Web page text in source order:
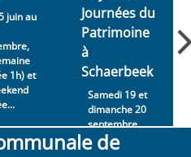
juin au
1h) et
Journées du
Patrimoine
à
Schaerbeek
Samedi 19 et
dimanche 20
septembre
2026
de